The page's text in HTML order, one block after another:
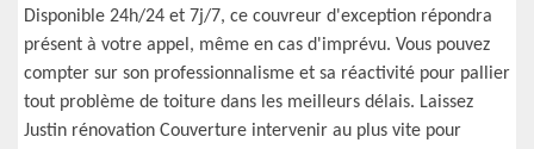
Disponible 24h/24 et 7j/7, ce couvreur d'exception répondra
présent à votre appel, même en cas d'imprévu. Vous pouvez
compter sur son professionnalisme et sa réactivité pour pallier
tout problème de toiture dans les meilleurs délais. Laissez
Justin rénovation Couverture intervenir au plus vite pour